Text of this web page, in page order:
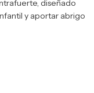
diseñado
y aportar abrigo